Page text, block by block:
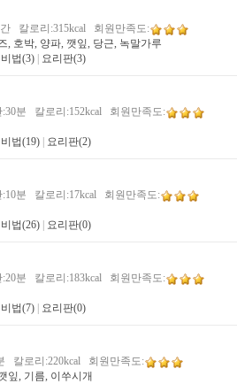
칼로리:315kcal 회원만족도:
, 호박, 양파, 깻잎, 당근, 녹말가루
법(3) 요리판(3)
분 칼로리:152kcal 회원만족도:
법(19) 요리판(2)
분 칼로리:17kcal 회원만족도:
법(26) 요리판(0)
분 칼로리:183kcal 회원만족도:
법(7) 요리판(0)
칼로리:220kcal 회원만족도:
잎, 기름, 이쑤시개